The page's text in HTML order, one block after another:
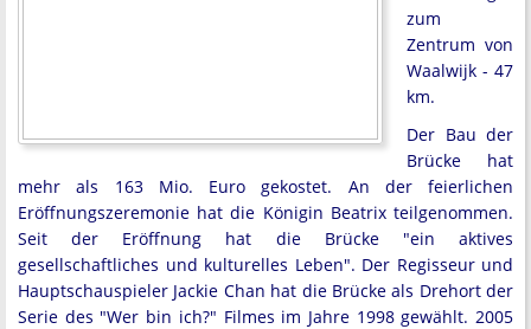
zum
Zentrum von
Waalwijk - 47
km.
Der Bau der
Brücke hat
mehr als 163 Mio. Euro gekostet. An der feierlichen
Eröffnungszeremonie hat die Königin Beatrix teilgenommen.
Seit der Eröffnung hat die Brücke "ein aktives
gesellschaftliches und kulturelles Leben". Der Regisseur und
Hauptschauspieler Jackie Chan hat die Brücke als Drehort der
Serie des "Wer bin ich?" Filmes im Jahre 1998 gewählt. 2005